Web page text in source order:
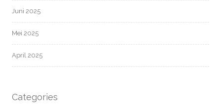
Juni 2025
Mei 2025
April 2025
Categories